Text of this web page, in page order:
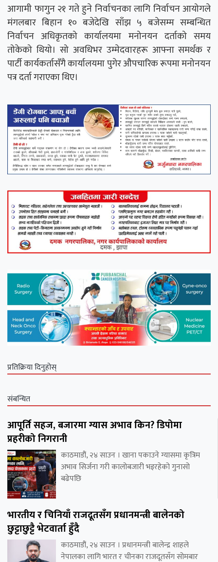
आगामी फागुन २१ गते हुने निर्वाचनका लागि निर्वाचन आयोगले
मंगलबार बिहान १० बजेदेखि साँझ ५ बजेसम्म सम्बन्धित
निर्वाचन अधिकृतको कार्यालयमा मनोनयन दर्ताको समय
तोकेको थियो। सो अवधिभर उम्मेदवारहरू आफ्ना समर्थक र
पार्टी कार्यकर्तासँगै कार्यालयमा पुगेर औपचारिक रूपमा मनोनयन
पत्र दर्ता गराएका थिए।
प्रतिक्रिया दिनुहोस्
संबन्धित
आपूर्ति सहज, बजारमा ग्यास अभाव किन? डिपोमा
प्रहरीको निगरानी
काठमाडौं, २४ साउन । खाना पकाउने ग्यासमा कृत्रिम
अभाव सिर्जना गरी कालोबजारी भइरहेको गुनासो
बढेपछि
भारतीय र चिनियाँ राजदूतसँग प्रधानमन्त्री बालेनको
छुट्टाछुट्टै भेटवार्ता हुँदै
काठमाडौं, २४ साउन । प्रधानमन्त्री बालेन्द्र शाहले
नेपालका लागि भारत र चीनका राजदूतसँग सोमबार